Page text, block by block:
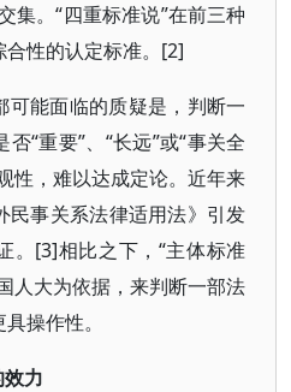
集。“四重标准说”在前三种
性的认定标准。[2]
可能面临的质疑是，判断一
“重要”、“长远”或“事关全
性，难以达成定论。近年来
民事关系法律适用法》引发
。[3]相比之下，“主体标准
人大为依据，来判断一部法
操作性。
效力